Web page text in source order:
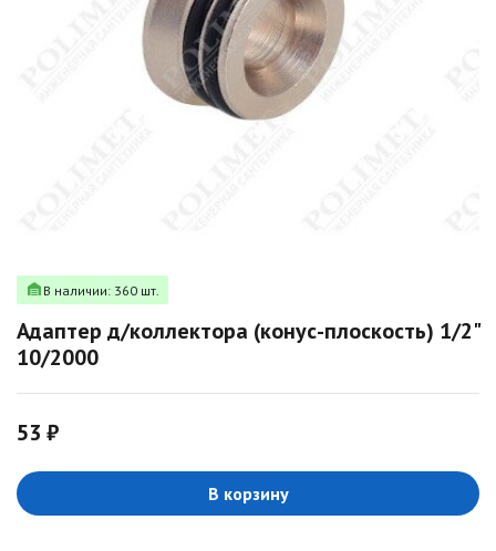
В наличии: 360 шт.
Адаптер д/коллектора (конус-плоскость) 1/2"
10/2000
53 ₽
В корзину